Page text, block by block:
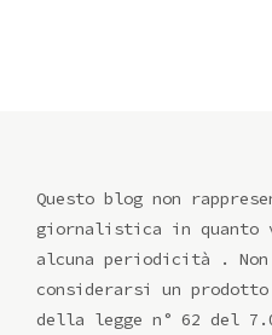
Questo blog non
giornalistica in quanto
alcuna periodicità . Non
considerarsi un
della legge n° 62 del